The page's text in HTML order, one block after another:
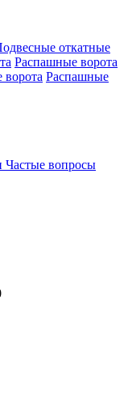
откатные
Распашные ворота
Распашные
Частые вопросы